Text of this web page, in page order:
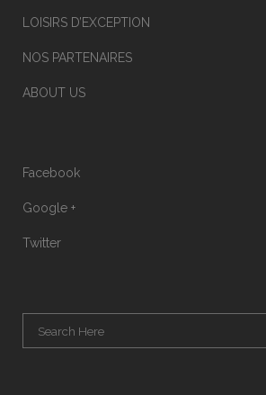
LOISIRS D’EXCEPTION
NOS PARTENAIRES
ABOUT US
Facebook
Google +
Twitter